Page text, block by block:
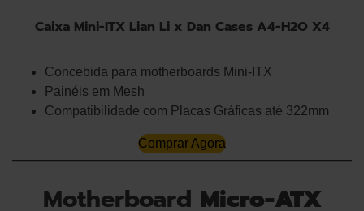
Caixa Mini-ITX Lian Li x Dan Cases A4-H2O X4
Concebida para motherboards Mini-ITX
Painéis em Mesh
Compatibilidade com Placas Gráficas até 322mm
Comprar Agora
Motherboard Micro-ATX